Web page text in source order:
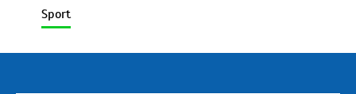
Sport